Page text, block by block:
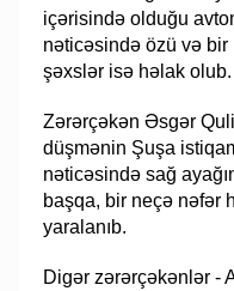
içərisində olduğu
nəticəsində özü və bir
şəxslər isə həlak olub.
Zərərçəkən Əsgər
düşmənin Şuşa
nəticəsində sağ
başqa, bir neçə nəfər
yaralanıb.
Digər zərərçəkənlər -